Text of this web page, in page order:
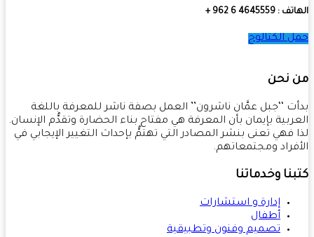
6 962 +
الكتالوج
نحن
‘‘جبل عمَّان ناشرون’’ العمل بصفة ناشر للمعرفة باللغة
بإيمان بأن المعرفة هي مفتاح بناء الحضارة وتقدُّم الإنسان.
فهي تعنى بنشر المصادر التي تهتمُّ بإحداث التغيير الإيجابي في
ومجتمعاتهم.
وخدماتنا
إدارة و استشارات
أطفال
تصميم وفنون وتطبيقية